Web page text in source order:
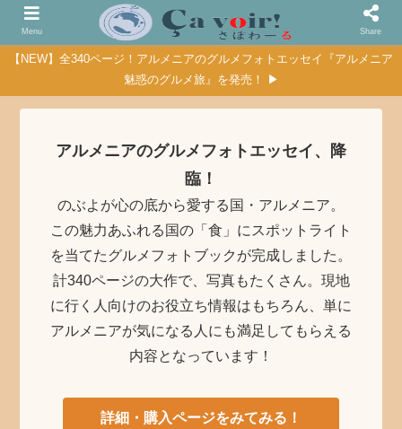
【NEW】全340ページ！アルメニアのグルメフォトエッセイ『アルメニア
魅惑のグルメ旅』を発売！ ▶
アルメニアのグルメフォトエッセイ、降
臨！
のぶよが心の底から愛する国・アルメニア。
この魅力あふれる国の「食」にスポットライト
を当てたグルメフォトブックが完成しました。
計340ページの大作で、写真もたくさん。現地
に行く人向けのお役立ち情報はもちろん、単に
アルメニアが気になる人にも満足してもらえる
内容となっています！
詳細・購入ページをみてみる！
Menu Share